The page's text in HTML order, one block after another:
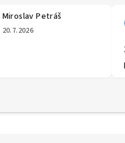
Miroslav Petráš
Hodnocení
20.7.2026